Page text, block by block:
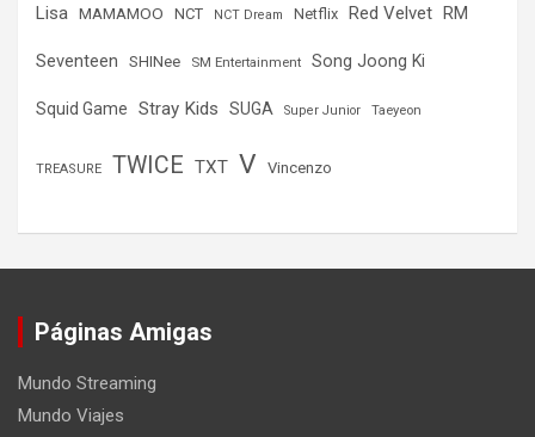
Lisa MAMAMOO NCT NCT Dream Netflix Red Velvet RM
Seventeen SHINee SM Entertainment Song Joong Ki
Squid Game Stray Kids SUGA Super Junior Taeyeon
TREASURE TWICE TXT V Vincenzo
Páginas Amigas
Mundo Streaming
Mundo Viajes